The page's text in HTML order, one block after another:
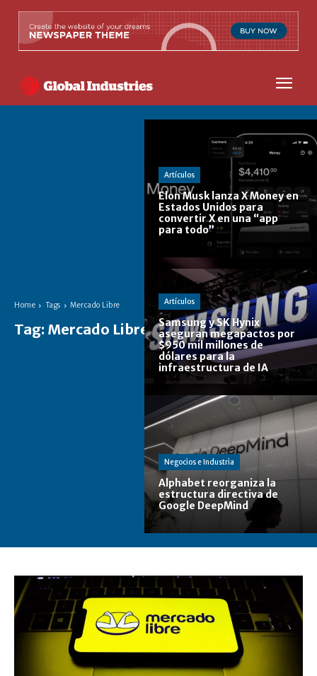
Home Tags Mercado Libre
Tag: Mercado Libre
Artículos
Elon Musk lanza X Money en
Estados Unidos para
convertir X en una “app
para todo”
Artículos
Samsung y SK Hynix
aseguran megapactos por
$950 mil millones de
dólares para la
infraestructura de IA
Negocios e Industria
Alphabet reorganiza la
estructura directiva de
Google DeepMind